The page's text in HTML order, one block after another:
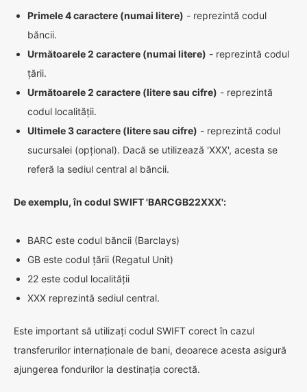
Primele 4 caractere (numai litere) - reprezintă codul
băncii.
Următoarele 2 caractere (numai litere) - reprezintă codul
țării.
Următoarele 2 caractere (litere sau cifre) - reprezintă
codul localității.
Ultimele 3 caractere (litere sau cifre) - reprezintă codul
sucursalei (opțional). Dacă se utilizează 'XXX', acesta se
referă la sediul central al băncii.
De exemplu, în codul SWIFT 'BARCGB22XXX':
BARC este codul băncii (Barclays)
GB este codul țării (Regatul Unit)
22 este codul localității
XXX reprezintă sediul central.
Este important să utilizați codul SWIFT corect în cazul
transferurilor internaționale de bani, deoarece acesta asigură
ajungerea fondurilor la destinația corectă.